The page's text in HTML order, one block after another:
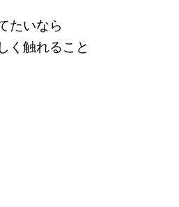
たいなら
く触れること